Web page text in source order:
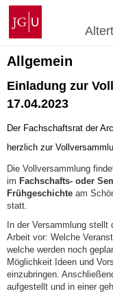
Zum
Inhalt
springen
Johannes
Gutenberg-
Universität
Mainz
Allgemein
Einladung zur
17.04.2023
Der Fachschaftsrat der
herzlich zur
Die Vollversammlung
im Fachschafts- oder
Frühgeschichte am
statt.
In der Versammlung
Arbeit vor: Welche
welche werden noch
Möglichkeit Ideen und
einzubringen.
aufgestellt und in einer